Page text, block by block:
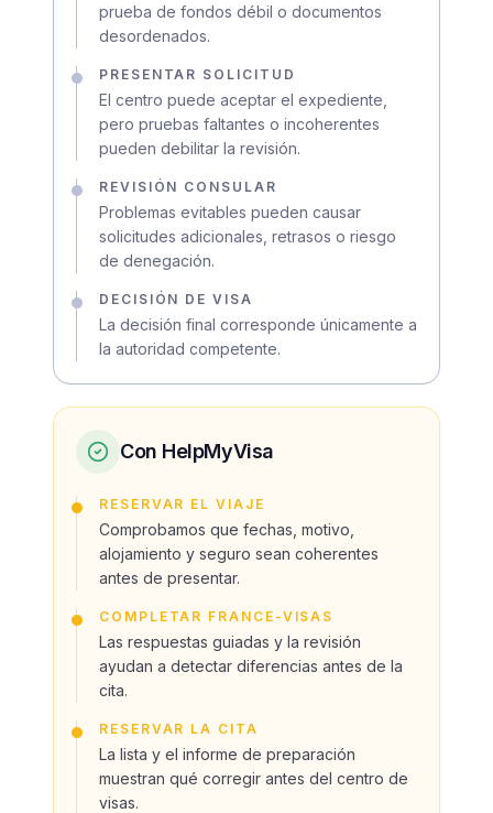
prueba de fondos débil o documentos
desordenados.
PRESENTAR SOLICITUD
El centro puede aceptar el expediente,
pero pruebas faltantes o incoherentes
pueden debilitar la revisión.
REVISIÓN CONSULAR
Problemas evitables pueden causar
solicitudes adicionales, retrasos o riesgo
de denegación.
DECISIÓN DE VISA
La decisión final corresponde únicamente a
la autoridad competente.
Con HelpMyVisa
RESERVAR EL VIAJE
Comprobamos que fechas, motivo,
alojamiento y seguro sean coherentes
antes de presentar.
COMPLETAR FRANCE-VISAS
Las respuestas guiadas y la revisión
ayudan a detectar diferencias antes de la
cita.
RESERVAR LA CITA
La lista y el informe de preparación
muestran qué corregir antes del centro de
visas.